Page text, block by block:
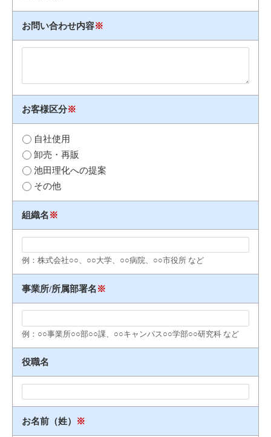
お問い合わせ内容※
お客様区分※
自社使用
卸売・再販
池田理化への提案
その他
組織名※
例：株式会社○○、○○大学、○○病院、○○市役所 など
事業所/所属部署名※
例：○○事業所○○部○○課、○○キャンパス○○学部○○研究科 など
役職名
お名前（姓） ※